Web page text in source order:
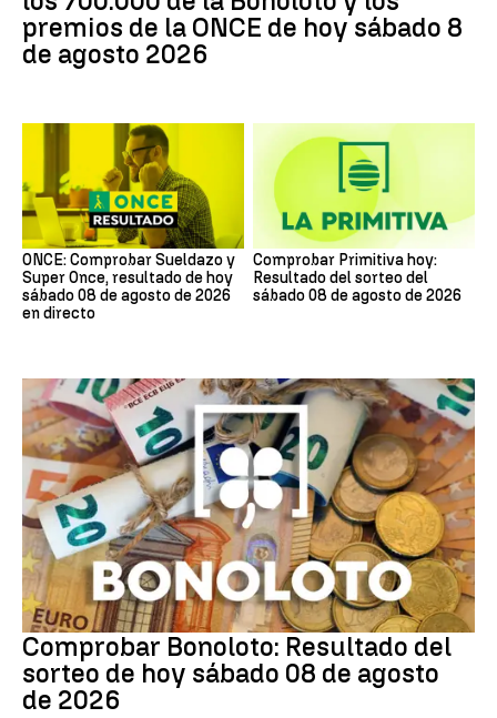
premios de la ONCE de hoy sábado 8
de agosto 2026
ONCE: Comprobar Sueldazo y
Super Once, resultado de hoy
sábado 08 de agosto de 2026
en directo
Comprobar Primitiva hoy:
Resultado del sorteo del
sábado 08 de agosto de 2026
Bonoloto
Comprobar Bonoloto: Resultado del
sorteo de hoy sábado 08 de agosto
de 2026